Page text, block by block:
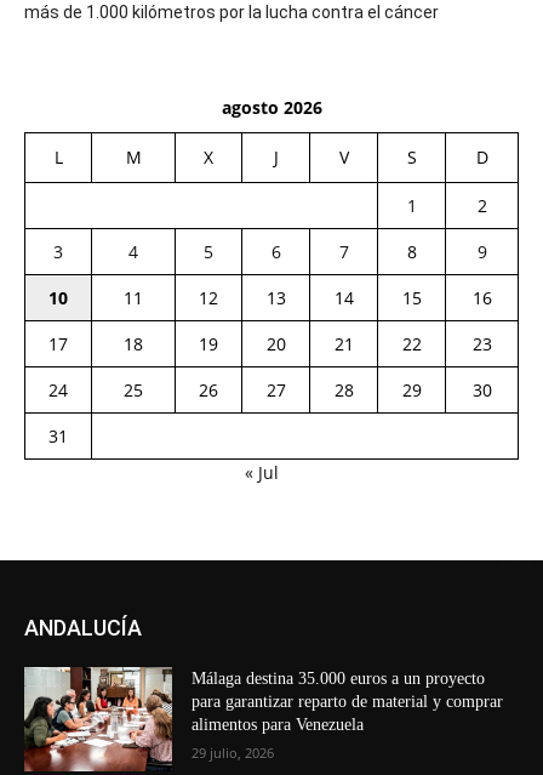
más de 1.000 kilómetros por la lucha contra el cáncer
agosto 2026
L M X J V S D
1
2
3
4 5 6 7 8
9
10
11 12 13 14 15
16
17
18 19 20 21 22
23
24
25 26 27 28 29
30
31
« Jul
ANDALUCÍA
Málaga destina 35.000 euros a un proyecto
para garantizar reparto de material y comprar
alimentos para Venezuela
29 julio, 2026